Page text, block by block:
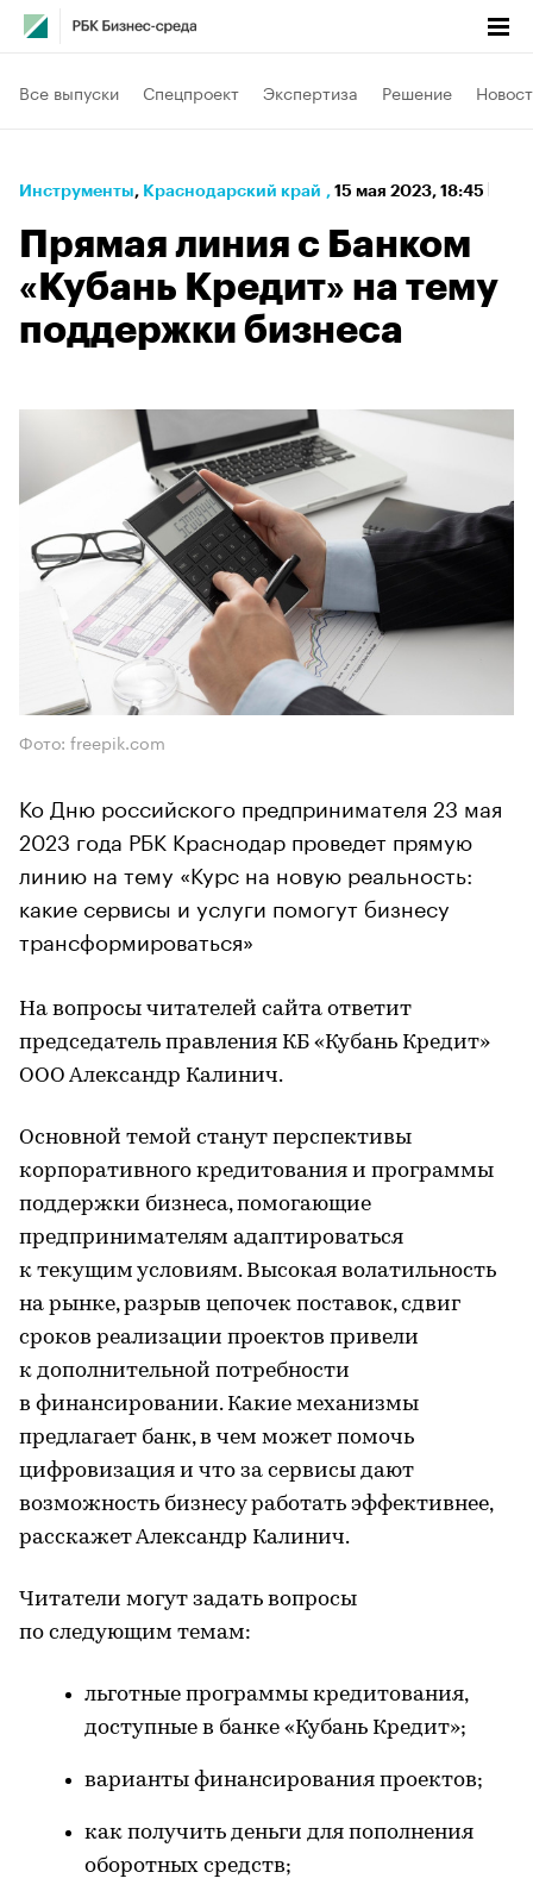
Все выпуски Спецпроект Экспертиза Решение
Инструменты⁠, Краснодарский край , 15 мая 2023, 18:45
Прямая линия с Банком
«Кубань Кредит» на тему
поддержки бизнеса
Фото: freepik.com
Ко Дню российского предпринимателя 23 мая
2023 года РБК Краснодар проведет прямую
линию на тему «Курс на новую реальность:
какие сервисы и услуги помогут бизнесу
трансформироваться»
На вопросы читателей сайта ответит
председатель правления КБ «Кубань Кредит»
ООО Александр Калинич.
Основной темой станут перспективы
корпоративного кредитования и программы
поддержки бизнеса, помогающие
предпринимателям адаптироваться
к текущим условиям. Высокая волатильность
на рынке, разрыв цепочек поставок, сдвиг
сроков реализации проектов привели
к дополнительной потребности
в финансировании. Какие механизмы
предлагает банк, в чем может помочь
цифровизация и что за сервисы дают
возможность бизнесу работать эффективнее,
расскажет Александр Калинич.
Читатели могут задать вопросы
по следующим темам:
льготные программы кредитования,
доступные в банке «Кубань Кредит»;
варианты финансирования проектов;
как получить деньги для пополнения
оборотных средств;